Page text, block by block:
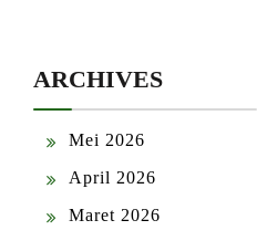
ARCHIVES
Mei 2026
April 2026
Maret 2026